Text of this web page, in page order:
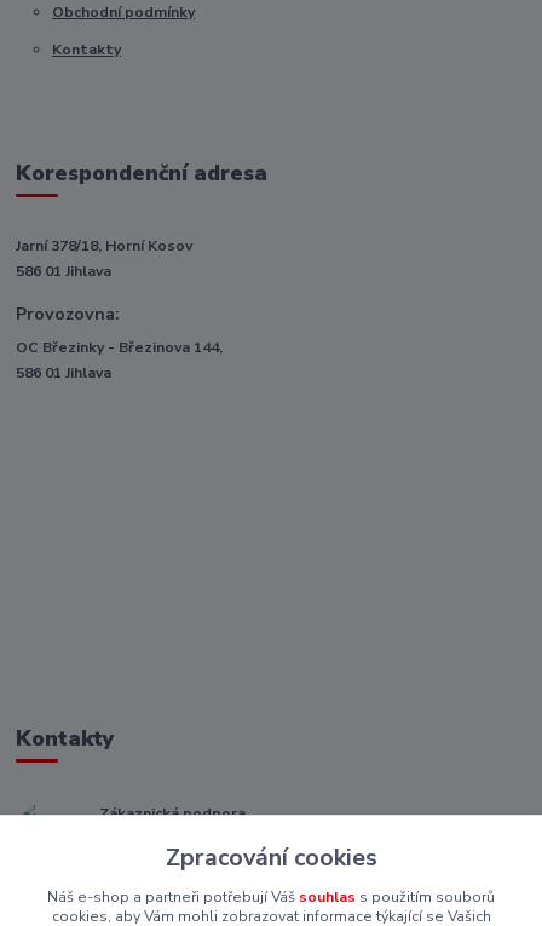
Obchodní podmínky
Kontakty
Korespondenční adresa
Jarní 378/18, Horní Kosov
586 01 Jihlava
Provozovna:
OC Březinky - Březinova 144,
586 01 Jihlava
Kontakty
Zákaznická podpora
(Po-Pá, 8-16 hod.)
eshop@piskutekzs.cz
Zpracování cookies
Náš e-shop a partneři potřebují Váš souhlas s použitím souborů
cookies, aby Vám mohli zobrazovat informace týkající se Vašich